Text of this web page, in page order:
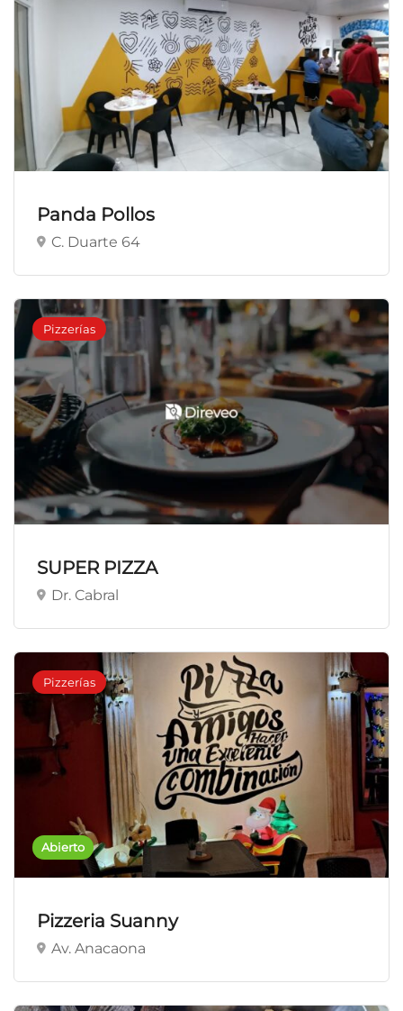
Panda Pollos
C. Duarte 64
Pizzerías
SUPER PIZZA
Dr. Cabral
Abierto
Pizzerías
Pizzeria Suanny
Av. Anacaona